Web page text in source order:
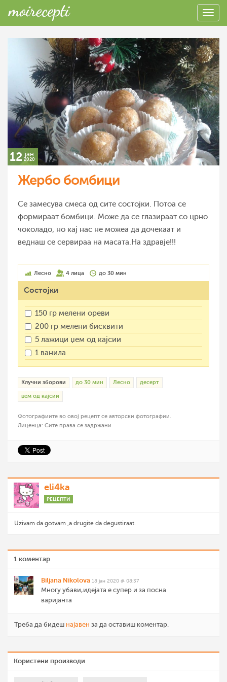
12 јан
2020
Жербо бомбици
Се замесува смеса од сите состојки. Потоа се
формираат бомбици. Може да се глазираат со црно
чоколадо, но кај нас не можеа да дочекаат и
веднаш се сервираа на масата.На здравје!!!
Лесно 4 лица до 30 мин
Состојки
150 гр мелени ореви
200 гр мелени бисквити
5 лажици џем од кајсии
1 ванила
Клучни зборови до 30 мин Лесно десерт
џем од кајсии
Фотографиите во овој рецепт се авторски фотографии.
Лиценца: Сите права се задржани
eli4ka
РЕЦЕПТИ
Uzivam da gotvam ,a drugite da degustiraat.
1 коментар
Biljana Nikolova 18 јан 2020 @ 08:37
Многу убави,идејата е супер и за посна
варијанта
Треба да бидеш најавен за да оставиш коментар.
Користени производи